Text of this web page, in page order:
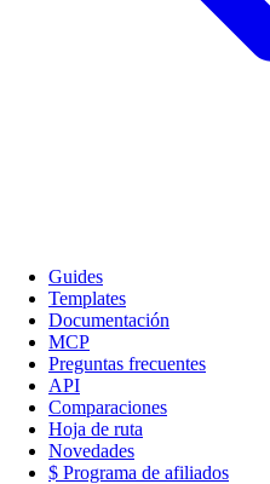
Guides
Templates
Documentación
MCP
Preguntas frecuentes
API
Comparaciones
Hoja de ruta
Novedades
$ Programa de afiliados